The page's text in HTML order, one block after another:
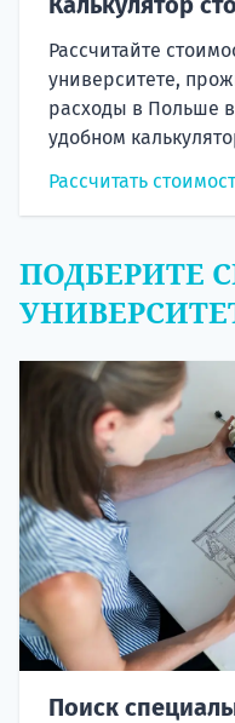
Рассчитайте
университете,
расходы в Польше
удобном
Рассчитать
ПОДБЕРИТЕ
Поиск